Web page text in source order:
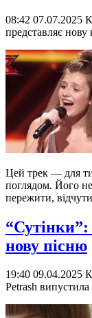
08:42 07.07.2025
представляє
Цей трек — для
поглядом. Його
пережити,
нову пісню
19:40 09.04.2025
Petrash